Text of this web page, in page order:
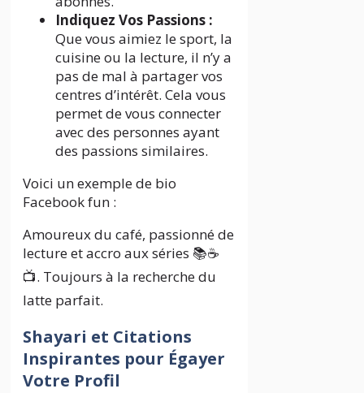
Indiquez Vos Passions :
Que vous aimiez le sport, la
cuisine ou la lecture, il n’y a
pas de mal à partager vos
centres d’intérêt. Cela vous
permet de vous connecter
avec des personnes ayant
des passions similaires.
Voici un exemple de bio
Facebook fun :
Amoureux du café, passionné de
lecture et accro aux séries 📚☕
📺. Toujours à la recherche du
latte parfait.
Shayari et Citations
Inspirantes pour Égayer
Votre Profil